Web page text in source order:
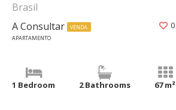
Brasil
A Consultar
VENDA
APARTAMENTO
0
1 Bedroom 2 Bathrooms 67 m²